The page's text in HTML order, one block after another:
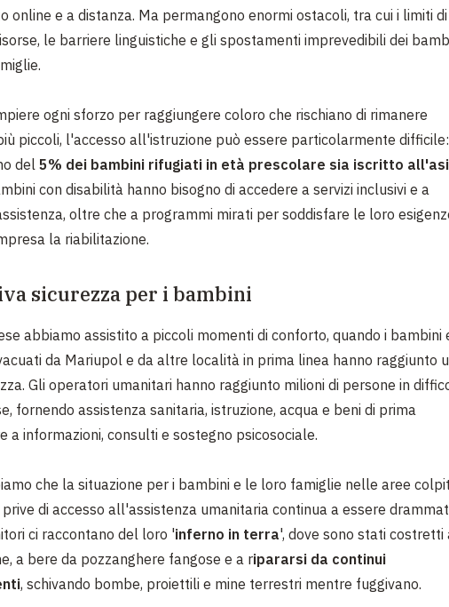
online e a distanza. Ma permangono enormi ostacoli, tra cui i limiti di
le barriere linguistiche e gli spostamenti imprevedibili dei
ogni sforzo per raggiungere coloro che rischiano di rimanere
piccoli, l'accesso all'istruzione può essere particolarmente
del5% dei bambini rifugiati in età prescolare sia iscritto
con disabilità hanno bisogno di accedere a servizi inclusivi e a
oltre che a programmi mirati per soddisfare le loro
la riabilitazione.
sicurezza per i bambini
abbiamo assistito a piccoli momenti di conforto, quando i bambini
da Mariupol e da altre località in prima linea hanno raggiunto
Gli operatori umanitari hanno raggiunto milioni di persone in
fornendo assistenza sanitaria, istruzione, acqua e beni di prima
a informazioni, consulti e sostegno psicosociale.
che la situazione per i bambini e le loro famiglie nelle aree
di accesso all'assistenza umanitaria continua a essere
ci raccontano del loro 'inferno in terra', dove sono stati costretti
a bere da pozzanghere fangose e a ripararsi da continui
, schivando bombe, proiettili e mine terrestri mentre fuggivano.